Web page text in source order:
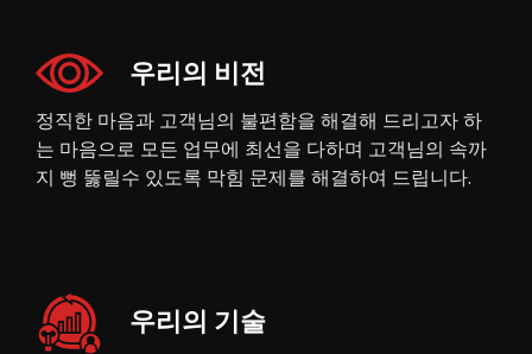
우리의 비전
정직한 마음과 고객님의 불편함을 해결해 드리고자 하
는 마음으로 모든 업무에 최선을 다하며 고객님의 속까
지 뻥 뚫릴수 있도록 막힘 문제를 해결하여 드립니다.
우리의 기술